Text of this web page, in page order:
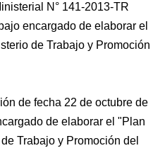
N° 141-2013-TR
encargado de elaborar el
de Trabajo y Promoción
de fecha 22 de octubre de
de elaborar el "Plan
Trabajo y Promoción del